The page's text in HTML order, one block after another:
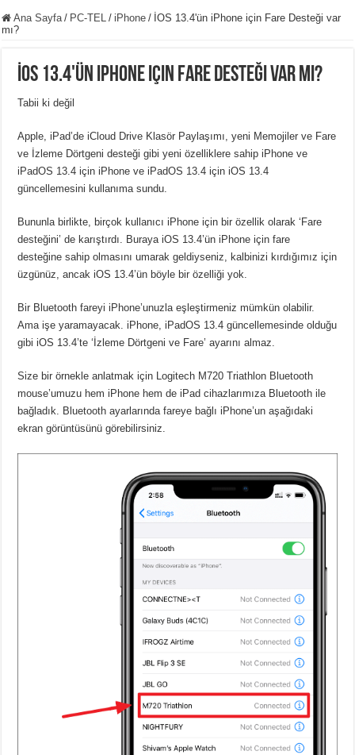
Ana Sayfa / PC-TEL / iPhone / İOS 13.4'ün iPhone için Fare Desteği var
mı?
İOS 13.4'ün iPhone için Fare Desteği var mı?
Tabii ki değil
Apple, iPad’de iCloud Drive Klasör Paylaşımı, yeni Memojiler ve Fare
ve İzleme Dörtgeni desteği gibi yeni özelliklere sahip iPhone ve
iPadOS 13.4 için iPhone ve iPadOS 13.4 için iOS 13.4
güncellemesini kullanıma sundu.
Bununla birlikte, birçok kullanıcı iPhone için bir özellik olarak ‘Fare
desteğini’ de karıştırdı. Buraya iOS 13.4’ün iPhone için fare
desteğine sahip olmasını umarak geldiyseniz, kalbinizi kırdığımız için
üzgünüz, ancak iOS 13.4’ün böyle bir özelliği yok.
Bir Bluetooth fareyi iPhone’unuzla eşleştirmeniz mümkün olabilir.
Ama işe yaramayacak. iPhone, iPadOS 13.4 güncellemesinde olduğu
gibi iOS 13.4’te ‘İzleme Dörtgeni ve Fare’ ayarını almaz.
Size bir örnekle anlatmak için Logitech M720 Triathlon Bluetooth
mouse’umuzu hem iPhone hem de iPad cihazlarımıza Bluetooth ile
bağladık. Bluetooth ayarlarında fareye bağlı iPhone’un aşağıdaki
ekran görüntüsünü görebilirsiniz.